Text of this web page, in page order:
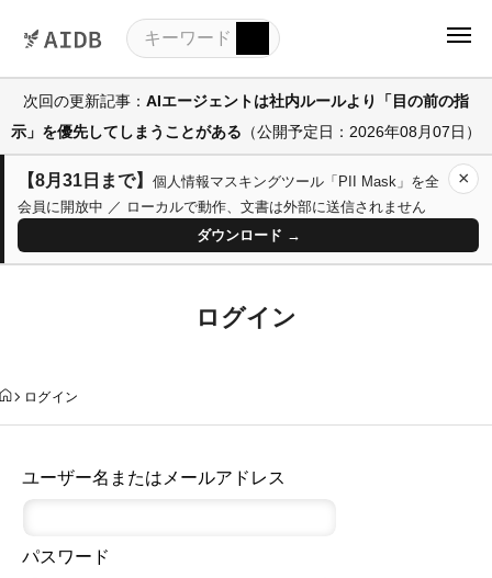
次回の更新記事： AIエージェントは社内ルールより「目の前の指
示」を優先してしまうことがある （公開予定日：2026年08月07日）
【8月31日まで】 個人情報マスキングツール「PII Mask」を全
会員に開放中 ／ ローカルで動作、文書は外部に送信されません
ダウンロード →
×
ログイン
ログイン
ユーザー名またはメールアドレス
パスワード